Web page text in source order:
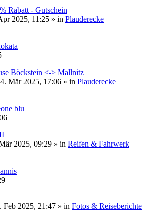
Rabatt - Gutschein
2025, 11:25 » in Plauderecke
Böckstein <-> Mallnitz
Mär 2025, 17:06 » in Plauderecke
blu
2025, 09:29 » in Reifen & Fahrwerk
Feb 2025, 21:47 » in Fotos & Reiseberichte